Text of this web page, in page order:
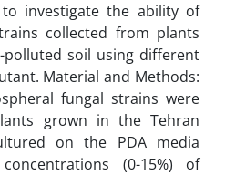
investigate the ability of
collected from plants
soil using different
Material and Methods:
fungal strains were
grown in the Tehran
on the PDA media
(0-15%) of